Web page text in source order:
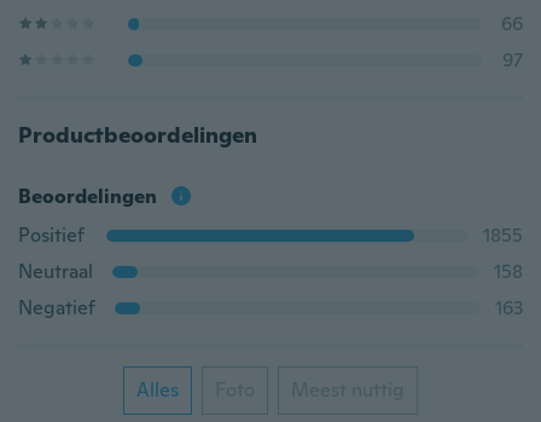
66
97
Productbeoordelingen
Beoordelingen
Positief
1855
Neutraal
158
Negatief
163
Alles Foto Meest nuttig